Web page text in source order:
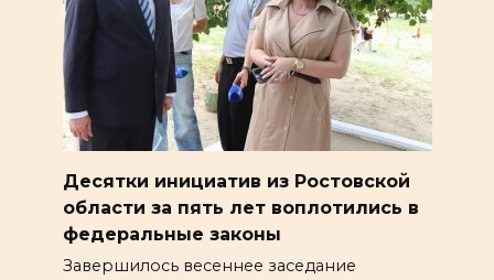
Десятки инициатив из Ростовской
области за пять лет воплотились в
федеральные законы
Завершилось весеннее заседание